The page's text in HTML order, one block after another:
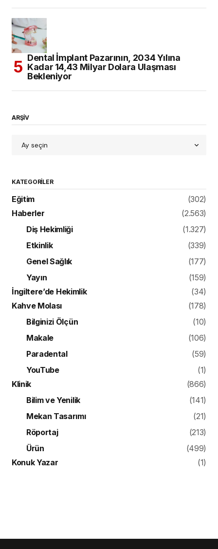
Dental İmplant Pazarının, 2034 Yılına
Kadar 14,43 Milyar Dolara Ulaşması
Bekleniyor
ARŞİV
KATEGORILER
Eğitim
(302)
Haberler
(2.563)
Diş Hekimliği
(1.327)
Etkinlik
(339)
Genel Sağlık
(177)
Yayın
(159)
İngiltere’de Hekimlik
(34)
Kahve Molası
(178)
Bilginizi Ölçün
(10)
Makale
(106)
Paradental
(59)
YouTube
(1)
Klinik
(866)
Bilim ve Yenilik
(141)
Mekan Tasarımı
(21)
Röportaj
(213)
Ürün
(499)
Konuk Yazar
(1)